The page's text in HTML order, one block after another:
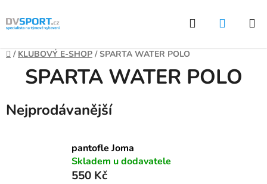
Přejít
na
Hledat
Domů
/ KLUBOVÝ E-SHOP / SPARTA WATER POLO
SPARTA WATER POLO
Nejprodávanější
pantofle Joma
Skladem u dodavatele
550 Kč